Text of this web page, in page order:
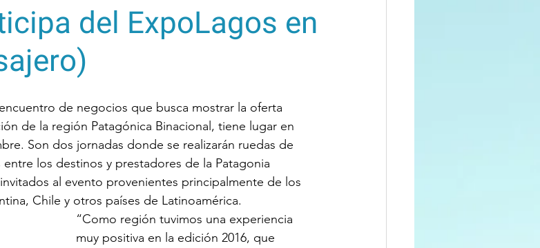
del ExpoLagos en
de negocios que busca mostrar la oferta
de la región Patagónica Binacional, tiene lugar en
Son dos jornadas donde se realizarán ruedas de
los destinos y prestadores de la Patagonia
al evento provenientes principalmente de los
Chile y otros países de Latinoamérica.
“Como región tuvimos una experiencia
muy positiva en la edición 2016, que